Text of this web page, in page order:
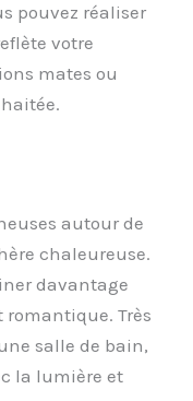
pouvez réaliser
votre
mates ou
autour de
chaleureuse.
davantage
romantique. Très
salle de bain,
la lumière et